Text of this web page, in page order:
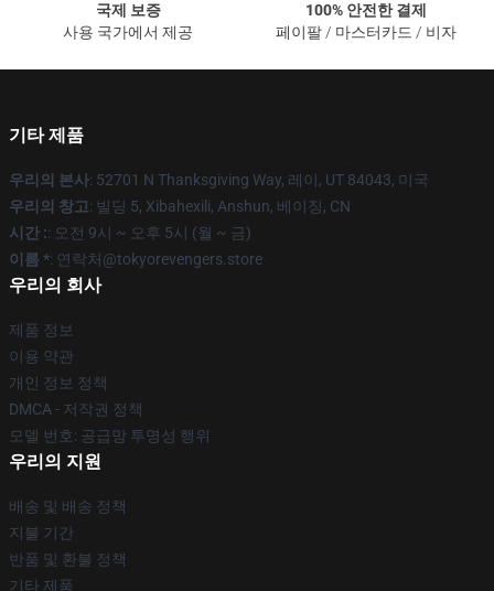
국제 보증
사용 국가에서 제공
100% 안전한 결제
페이팔 / 마스터카드 / 비자
기타 제품
우리의 본사: 52701 N Thanksgiving Way, 레이, UT 84043, 미국
우리의 창고: 빌딩 5, Xibahexili, Anshun, 베이징, CN
시간 :: 오전 9시 ~ 오후 5시 (월 ~ 금)
이름 *: 연락처@tokyorevengers.store
우리의 회사
제품 정보
이용 약관
개인 정보 정책
DMCA - 저작권 정책
모델 번호: 공급망 투명성 행위
우리의 지원
배송 및 배송 정책
지불 기간
반품 및 환불 정책
기타 제품